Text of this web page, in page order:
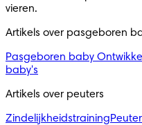
vieren.
Artikels over pasgeboren
Pasgeboren baby
baby's
Artikels over peuters
Zindelijkheidstraining